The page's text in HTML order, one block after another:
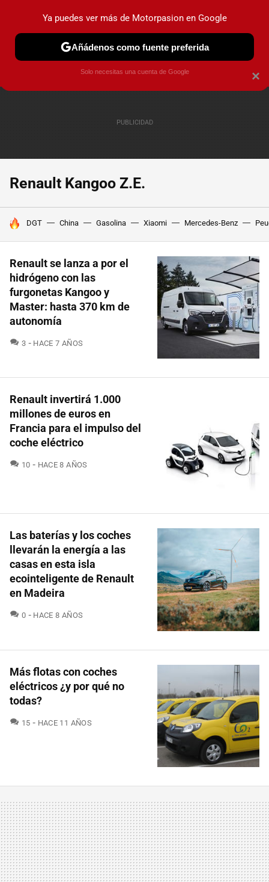
PRUEBAS COCHES ELÉCTRICOS OBSERVATORIO
Renault Kangoo Z.E.
HOY SE HABLA DE
DGT China Gasolina Xiaomi Mercedes-Benz
Renault se lanza a por el
hidrógeno con las
furgonetas Kangoo y
Master: hasta 370 km de
autonomía
3 COMENTARIOS
HACE 7 AÑOS
Renault invertirá 1.000
millones de euros en
Francia para el impulso del
coche eléctrico
10 COMENTARIOS
HACE 8 AÑOS
Las baterías y los coches
llevarán la energía a las
casas en esta isla
ecointeligente de Renault
en Madeira
0 COMENTARIOS
HACE 8 AÑOS
Más flotas con coches
eléctricos ¿y por qué no
todas?
15 COMENTARIOS
HACE 11 AÑOS
×
Ya puedes ver más de Motorpasion en Google
Añádenos como fuente preferida
Solo necesitas una cuenta de Google